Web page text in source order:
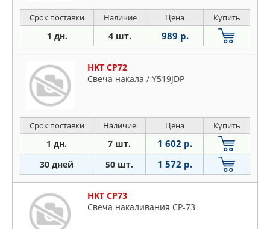
Срок поставки Наличие Цена Купить
1 дн. 4 шт. 989 р.
HKT CP72
Свеча накала / Y519JDP
Срок поставки Наличие Цена Купить
1 дн. 7 шт. 1 602 р.
30 дней 50 шт. 1 572 р.
HKT CP73
Свеча накаливания CP-73